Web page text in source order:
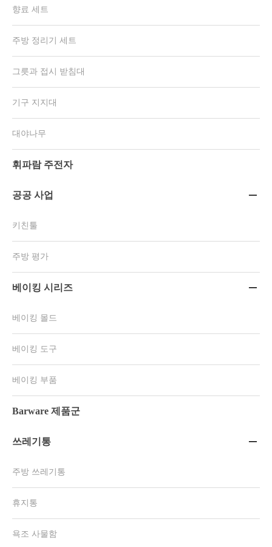
향료 세트
주방 정리기 세트
그릇과 접시 받침대
기구 지지대
대야나무
휘파람 주전자
공공 사업 
키친툴
주방 평가
베이킹 시리즈 
베이킹 몰드
베이킹 도구
베이킹 부품
Barware 제품군
쓰레기통 
주방 쓰레기통
휴지통
욕조 사물함